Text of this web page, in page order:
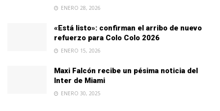
ENERO 28, 2026
«Está listo»: confirman el arribo de nuevo
refuerzo para Colo Colo 2026
ENERO 15, 2026
Maxi Falcón recibe un pésima noticia del
Inter de Miami
ENERO 30, 2025